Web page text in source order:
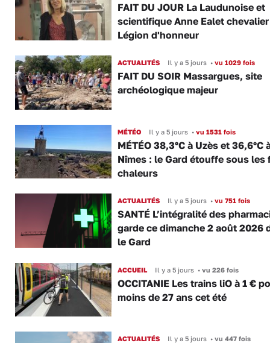
FAIT DU JOUR La Laudunoise et
scientifique Anne Ealet
Légion d'honneur
ACTUALITÉS Il y a 5 jours •vu 1029 fois
FAIT DU SOIR Massargues, site
archéologique majeur
MÉTÉO Il y a 5 jours •vu 1531 fois
MÉTÉO 38,3°C à Uzès et 36,6°C
Nîmes : le Gard étouffe sous les
chaleurs
ACTUALITÉS Il y a 5 jours •vu 751 fois
SANTÉ L’intégralité des
garde ce dimanche 2 août 2026
le Gard
ACCUEIL Il y a 5 jours •vu 226 fois
OCCITANIE Les trains liO à 1 €
moins de 27 ans cet été
ACTUALITÉS Il y a 5 jours •vu 447 fois